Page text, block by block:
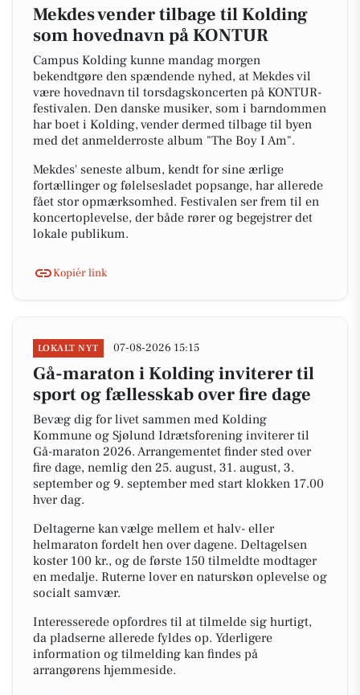
Mekdes vender tilbage til Kolding
som hovednavn på KONTUR
Campus Kolding kunne mandag morgen
bekendtgøre den spændende nyhed, at Mekdes vil
være hovednavn til torsdagskoncerten på KONTUR-
festivalen. Den danske musiker, som i barndommen
har boet i Kolding, vender dermed tilbage til byen
med det anmelderroste album "The Boy I Am".
Mekdes' seneste album, kendt for sine ærlige
fortællinger og følelsesladet popsange, har allerede
fået stor opmærksomhed. Festivalen ser frem til en
koncertoplevelse, der både rører og begejstrer det
lokale publikum.
Kopiér link
LOKALT NYT 07-08-2026 15:15
Gå-maraton i Kolding inviterer til
sport og fællesskab over fire dage
Bevæg dig for livet sammen med Kolding
Kommune og Sjølund Idrætsforening inviterer til
Gå-maraton 2026. Arrangementet finder sted over
fire dage, nemlig den 25. august, 31. august, 3.
september og 9. september med start klokken 17.00
hver dag.
Deltagerne kan vælge mellem et halv- eller
helmaraton fordelt hen over dagene. Deltagelsen
koster 100 kr., og de første 150 tilmeldte modtager
en medalje. Ruterne lover en naturskøn oplevelse og
socialt samvær.
Interesserede opfordres til at tilmelde sig hurtigt,
da pladserne allerede fyldes op. Yderligere
information og tilmelding kan findes på
arrangørens hjemmeside.